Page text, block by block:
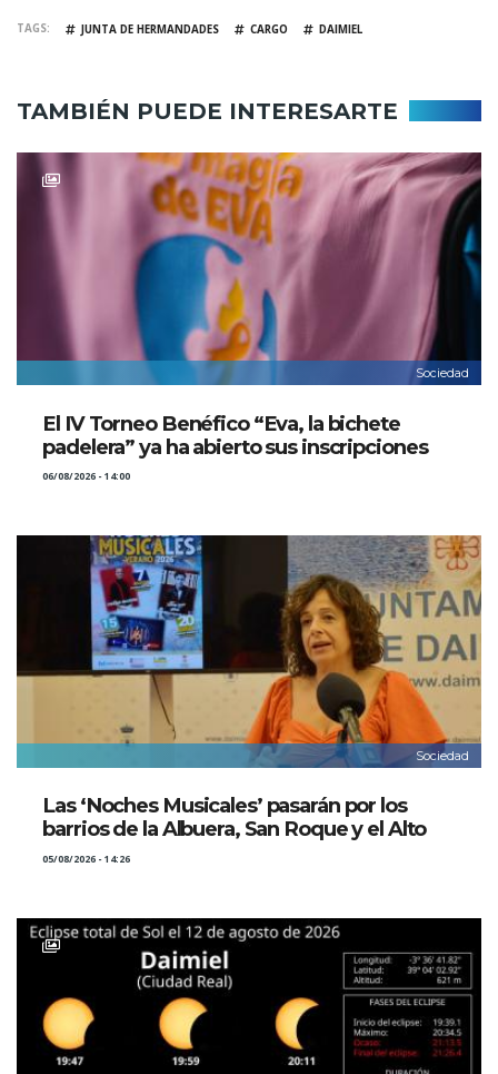
TAGS JUNTA DE HERMANDADES CARGO DAIMIEL
TAMBIÉN PUEDE INTERESARTE
Sociedad
El IV Torneo Benéfico “Eva, la bichete
padelera” ya ha abierto sus inscripciones
06/08/2026 - 14:00
Sociedad
Las ‘Noches Musicales’ pasarán por los
barrios de la Albuera, San Roque y el Alto
05/08/2026 - 14:26